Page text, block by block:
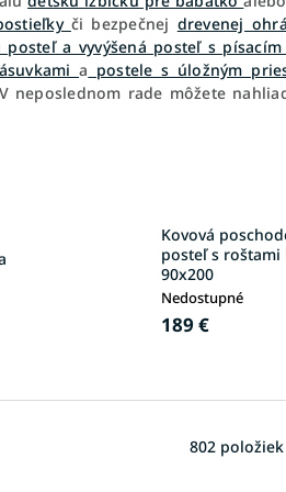
či bezpečnej drevenej
posteľ a vyvýšená posteľ s
a postele s úložným
neposlednom rade môžete
Kovová
posteľ s roštami
90x200
Nedostupné
189 €
802